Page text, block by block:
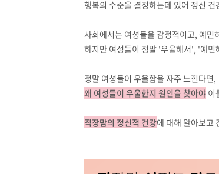
행복의 수준을 결정하는데 있어 정신
사회에서는 여성들을 감정적이고, 예민
하지만 여성들이 정말 '우울해서', '예민
정말 여성들이 우울함을 자주 느낀다면,
왜 여성들이 우울한지 원인을 찾아야이
직장맘의 정신적 건강에 대해 알아보고